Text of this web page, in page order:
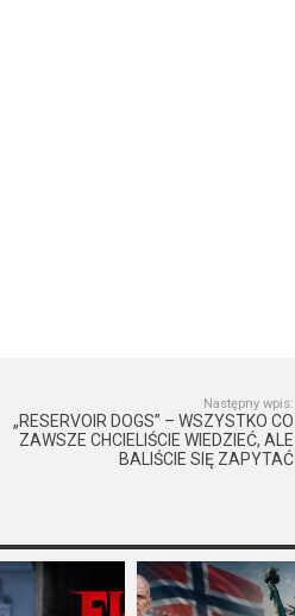
Następny wpis:
„RESERVOIR DOGS” – WSZYSTKO CO
ZAWSZE CHCIELIŚCIE WIEDZIEĆ, ALE
BALIŚCIE SIĘ ZAPYTAĆ